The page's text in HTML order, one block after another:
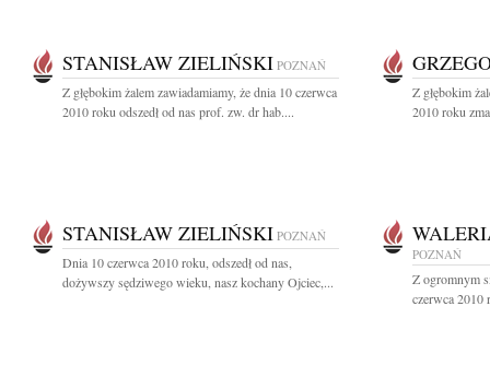
STANISŁAW ZIELIŃSKI POZNAŃ
Z głębokim żalem zawiadamiamy, że dnia 10 czerwca
2010 roku odszedł od nas prof. zw. dr hab....
Z głębokim
2010 roku
STANISŁAW ZIELIŃSKI POZNAŃ
Dnia 10 czerwca 2010 roku, odszedł od nas,
dożywszy sędziwego wieku, nasz kochany Ojciec,...
POZNAŃ
Z ogromnym
czerwca 2010